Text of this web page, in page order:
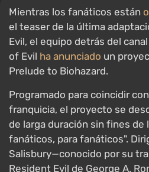
Mientras los fanáticos están
el teaser de la última
Evil, el equipo detrás del
of Evil ha anunciado un
Prelude to Biohazard.
Programado para coincidir
franquicia, el proyecto se
de larga duración sin fines de
fanáticos, para fanáticos".
Salisbury—conocido por su
Resident Evil de George A.